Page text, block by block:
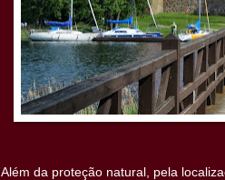
Além da proteção natural, pela